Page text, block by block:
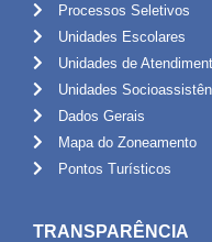
Processos Seletivos
Unidades Escolares
Unidades de
Unidades
Dados Gerais
Mapa do Zoneamento
Pontos Turísticos
TRANSPARÊNCIA